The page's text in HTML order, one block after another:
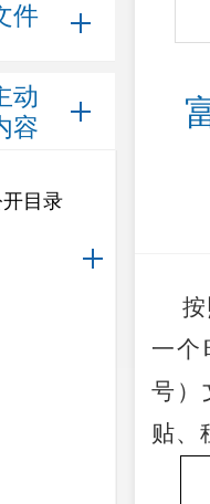
件
动
容
目录
一个
号）
贴、